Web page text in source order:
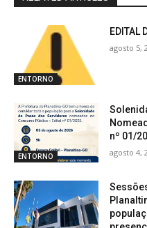
ENTORNO
EDITAL
agosto 5,
ENTORNO
nº 01/
agosto 4,